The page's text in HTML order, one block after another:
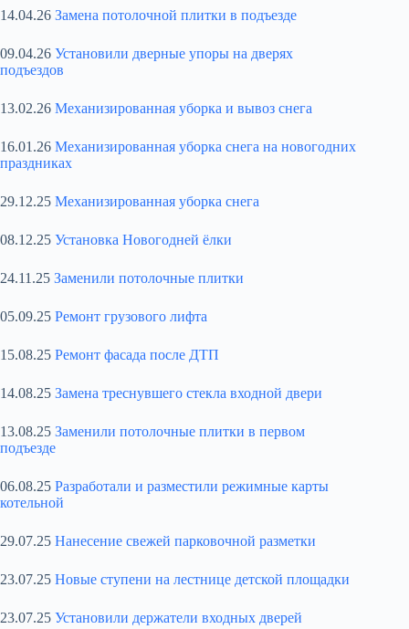
14.04.26 Замена потолочной плитки в подъезде
09.04.26 Установили дверные упоры на дверях
подъездов
13.02.26 Механизированная уборка и вывоз снега
16.01.26 Механизированная уборка снега на новогодних
праздниках
29.12.25 Механизированная уборка снега
08.12.25 Установка Новогодней ёлки
24.11.25 Заменили потолочные плитки
05.09.25 Ремонт грузового лифта
15.08.25 Ремонт фасада после ДТП
14.08.25 Замена треснувшего стекла входной двери
13.08.25 Заменили потолочные плитки в первом
подъезде
06.08.25 Разработали и разместили режимные карты
котельной
29.07.25 Нанесение свежей парковочной разметки
23.07.25 Новые ступени на лестнице детской площадки
23.07.25 Установили держатели входных дверей